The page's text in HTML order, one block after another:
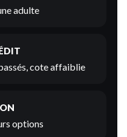
adulte
cote affaiblie
options